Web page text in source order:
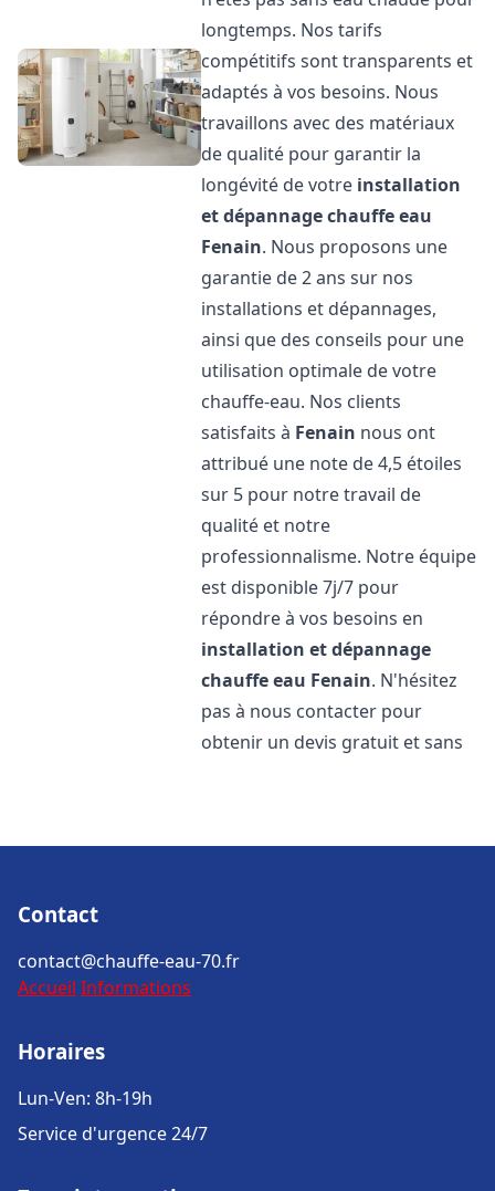
longtemps. Nos tarifs
compétitifs sont transparents et
adaptés à vos besoins. Nous
travaillons avec des matériaux
de qualité pour garantir la
longévité de votre installation
et dépannage chauffe eau
Fenain. Nous proposons une
garantie de 2 ans sur nos
installations et dépannages,
ainsi que des conseils pour une
utilisation optimale de votre
chauffe-eau. Nos clients
satisfaits à Fenain nous ont
attribué une note de 4,5 étoiles
sur 5 pour notre travail de
qualité et notre
professionnalisme. Notre équipe
est disponible 7j/7 pour
répondre à vos besoins en
installation et dépannage
chauffe eau Fenain. N'hésitez
pas à nous contacter pour
obtenir un devis gratuit et sans
Contact
contact@chauffe-eau-70.fr
Accueil Informations
Horaires
Lun-Ven: 8h-19h
Service d'urgence 24/7